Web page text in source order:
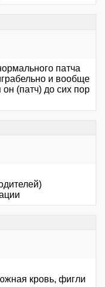
патча
и вообще
(патч) до сих пор
кровь, фигли